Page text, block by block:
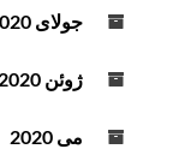
جولای 2020
ژوئن 2020
می 2020